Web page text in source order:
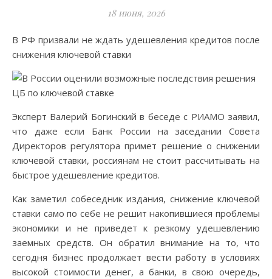
18 июня, 2026
В РФ призвали не ждать удешевления кредитов после
снижения ключевой ставки
Эксперт Валерий Богинский в беседе с РИАМО заявил,
что даже если Банк России на заседании Совета
Директоров регулятора примет решение о снижении
ключевой ставки, россиянам не стоит рассчитывать на
быстрое удешевление кредитов.
Как заметил собеседник издания, снижение ключевой
ставки само по себе не решит накопившиеся проблемы
экономики и не приведет к резкому удешевлению
заемных средств. Он обратил внимание на то, что
сегодня бизнес продолжает вести работу в условиях
высокой стоимости денег, а банки, в свою очередь,